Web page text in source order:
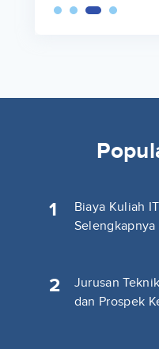
1
Biaya Kuliah
Selengkapnya
2
Jurusan
dan Prospek